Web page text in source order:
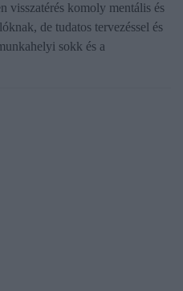
visszatérés komoly mentális és
de tudatos tervezéssel és
sokk és a